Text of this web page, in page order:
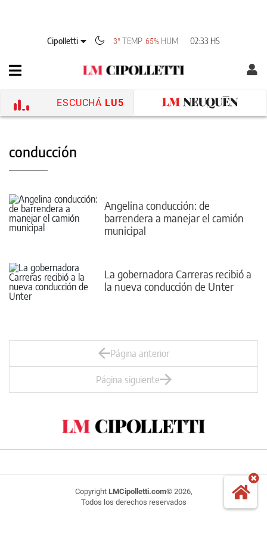
Cipolletti 3°TEMP 65% HUM 02:33 HS
ESCUCHÁ LU5
conducción
Angelina conducción: de
barrendera a manejar el camión
municipal
La gobernadora Carreras recibió a
la nueva conducción de Unter
Página anterior
Página siguiente
Copyright LMCipolletti.com© 2026,
Todos los derechos reservados